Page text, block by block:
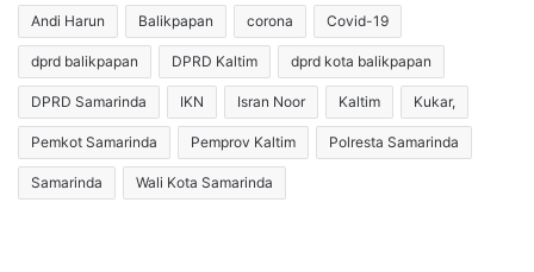
u
n
t
u
k
:
Andi Harun Balikpapan corona Covid-19
dprd balikpapan DPRD Kaltim dprd kota balikpapan
DPRD Samarinda IKN Isran Noor Kaltim Kukar,
Pemkot Samarinda Pemprov Kaltim Polresta Samarinda
Samarinda Wali Kota Samarinda